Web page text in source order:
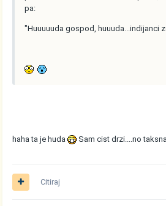
pa:
"Huuuuuda gospod, huuuda...indijanci
haha ta je huda Sam cist drzi....no
Citiraj